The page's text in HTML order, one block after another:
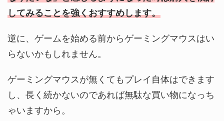
してみることを強くおすすめします。
逆に、ゲームを始める前からゲーミングマウスはい
らないかもしれません。
ゲーミングマウスが無くてもプレイ自体はできます
し、長く続かないのであれば無駄な買い物になっち
ゃいますから。